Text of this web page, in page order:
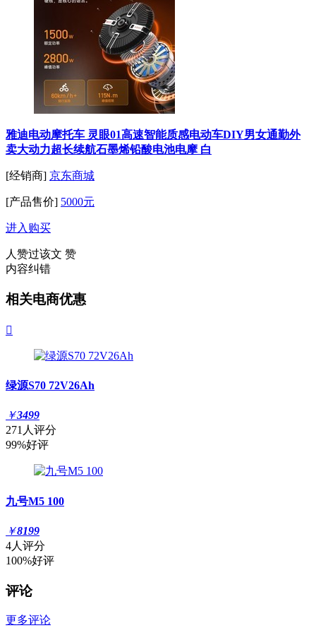
雅迪电动摩托车 灵眼01高速智能质感电动车DIY男女通勤外
卖大动力超长续航石墨烯铅酸电池电摩 白
[经销商] 京东商城
[产品售价] 5000元
进入购买
人赞过该文 赞
内容纠错
相关电商优惠

绿源S70 72V26Ah
￥3499
271人评分
99%好评
九号M5 100
￥8199
4人评分
100%好评
评论
更多评论